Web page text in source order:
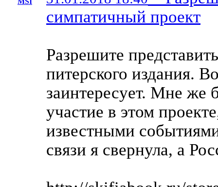
симпатичный проект
Разрешите
питерского издания.
заинтересует. Мне же
участие в этом
известными
связи я свернула, а